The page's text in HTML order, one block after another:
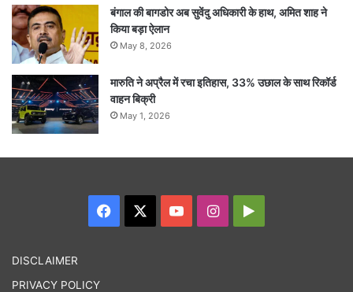
बंगाल की बागडोर अब सुवेंदु अधिकारी के हाथ, अमित शाह ने
किया बड़ा ऐलान
May 8, 2026
मारुति ने अप्रैल में रचा इतिहास, 33% उछाल के साथ रिकॉर्ड
वाहन बिक्री
May 1, 2026
Facebook YouTubeInstagram
DISCLAIMER
PRIVACY POLICY